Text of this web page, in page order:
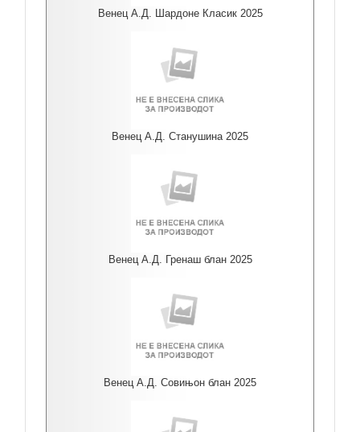
Венец А.Д. Шардоне Класик 2025
Венец А.Д. Станушина 2025
Венец А.Д. Гренаш блан 2025
Венец А.Д. Совињон блан 2025